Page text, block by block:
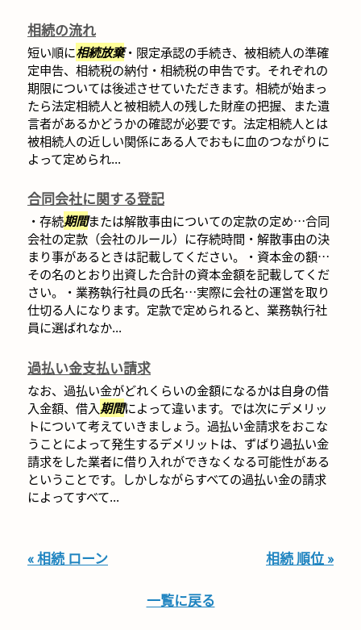
相続の流れ
短い順に相続放棄・限定承認の手続き、被相続人の準確
定申告、相続税の納付・相続税の申告です。それぞれの
期限については後述させていただきます。相続が始まっ
たら法定相続人と被相続人の残した財産の把握、また遺
言者があるかどうかの確認が必要です。法定相続人とは
被相続人の近しい関係にある人でおもに血のつながりに
よって定められ...
合同会社に関する登記
・存続期間または解散事由についての定款の定め…合同
会社の定款（会社のルール）に存続時間・解散事由の決
まり事があるときは記載してください。・資本金の額…
その名のとおり出資した合計の資本金額を記載してくだ
さい。・業務執行社員の氏名…実際に会社の運営を取り
仕切る人になります。定款で定められると、業務執行社
員に選ばれなか...
過払い金支払い請求
なお、過払い金がどれくらいの金額になるかは自身の借
入金額、借入期間によって違います。では次にデメリッ
トについて考えていきましょう。過払い金請求をおこな
うことによって発生するデメリットは、ずばり過払い金
請求をした業者に借り入れができなくなる可能性がある
ということです。しかしながらすべての過払い金の請求
によってすべて...
« 相続 ローン 相続 順位 »
一覧に戻る